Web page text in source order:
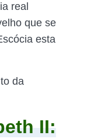
real
que se
esta
da
II: